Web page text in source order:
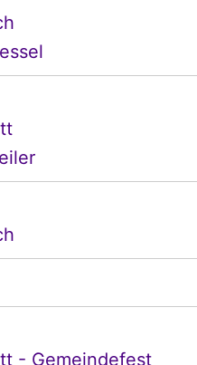
- Gemeindefest